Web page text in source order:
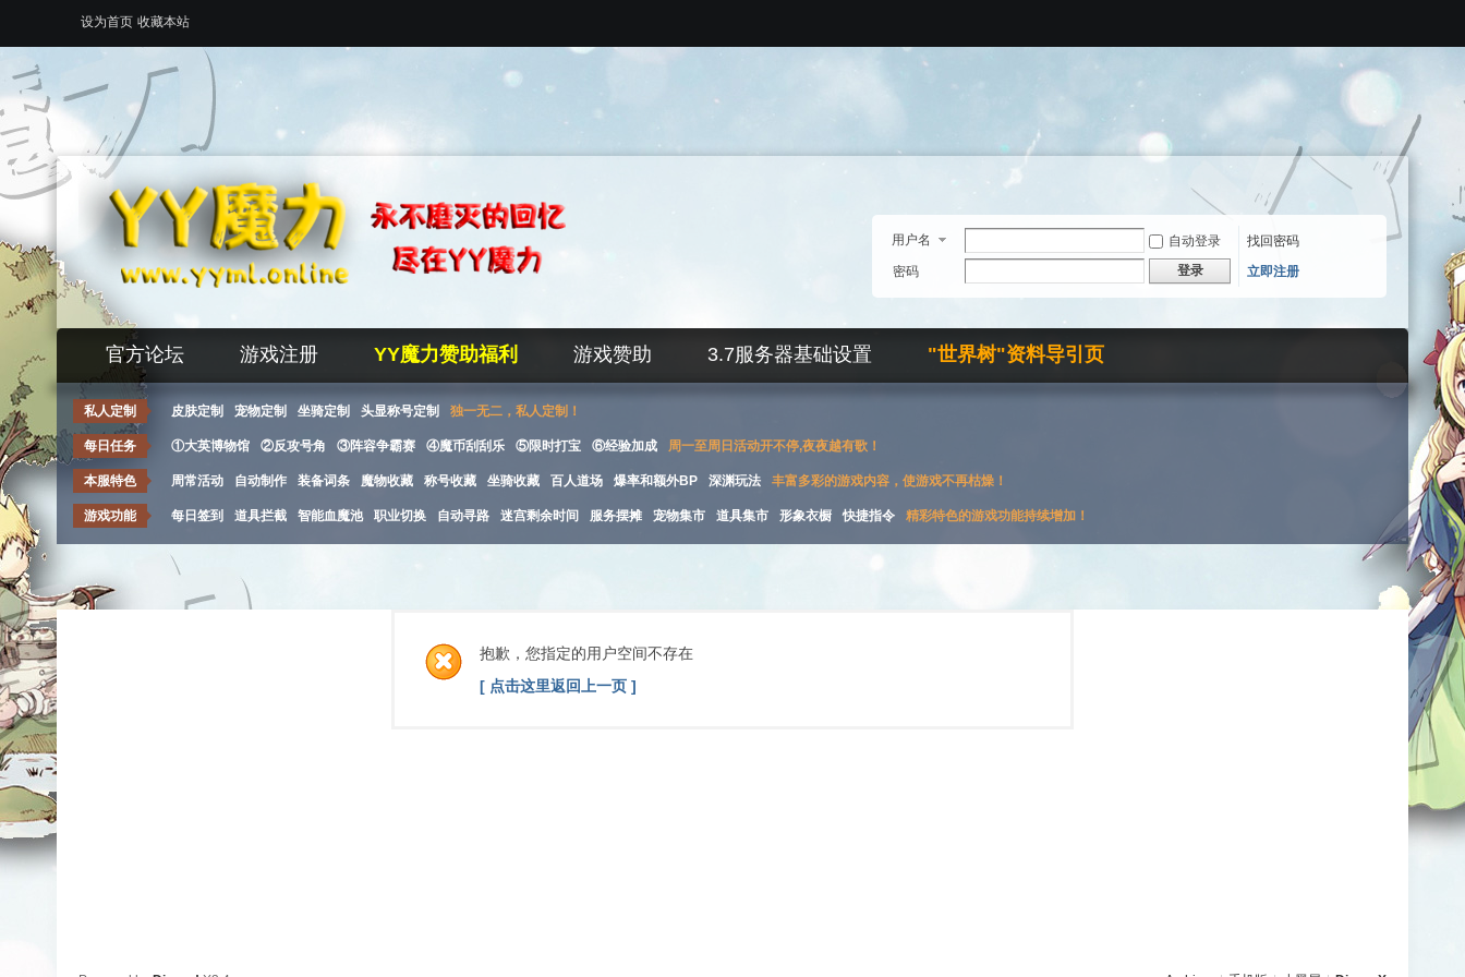
设为首页 收藏本站
用户名 自动登录
找回密码
密码
登录 立即注册
官方论坛 游戏注册 YY魔力赞助福利 游戏赞助 3.7服务器基础设置 "世界树"资料导引页
私人定制 皮肤定制 宠物定制 坐骑定制 头显称号定制 独一无二，私人定制！
每日任务 ①大英博物馆 ②反攻号角 ③阵容争霸赛 ④魔币刮刮乐 ⑤限时打宝 ⑥经验加成 周一至周日活动开不停,夜夜越有歌！
本服特色 周常活动 自动制作 装备词条 魔物收藏 称号收藏 坐骑收藏 百人道场 爆率和额外BP 深渊玩法 丰富多彩的游戏内容，使游戏不再枯燥！
游戏功能 每日签到 道具拦截 智能血魔池 职业切换 自动寻路 迷宫剩余时间 服务摆摊 宠物集市 道具集市 形象衣橱 快捷指令 精彩特色的游戏功能持续增加！
抱歉，您指定的用户空间不存在
[ 点击这里返回上一页 ]